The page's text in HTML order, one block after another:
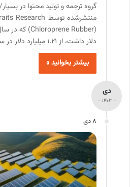
گروه ترجمه و تولید محتوا در
دلار داشت، از ۱.۲۱ میلیارد دلار در سال ۲۰۲۵ به…
بیشتر بخوانید »
دی
- 1403 -
8 دی